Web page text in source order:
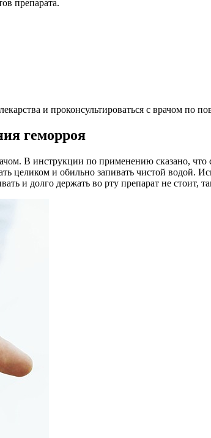
препарата.
и проконсультироваться с врачом по
геморроя
В инструкции по применению сказано,
целиком и обильно запивать чистой водой.
и долго держать во рту препарат не стоит,